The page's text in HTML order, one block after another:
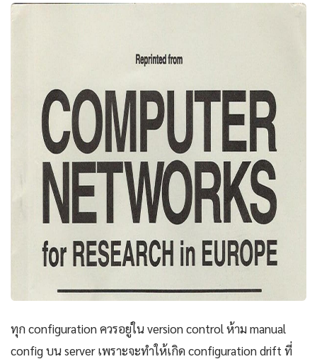
ทุก configuration ควรอยู่ใน version control ห้าม manual
config บน server เพราะจะทำให้เกิด configuration drift ที่